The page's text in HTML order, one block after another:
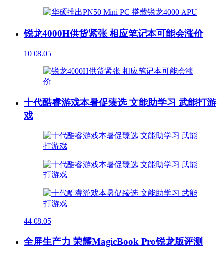
锐龙4000H供货紧张 相应笔记本可能会涨价
10 08.05
十代酷睿游戏本暑促臻选 文能助学习 武能打游
戏
44 08.05
全屏生产力 荣耀MagicBook Pro锐龙版评测